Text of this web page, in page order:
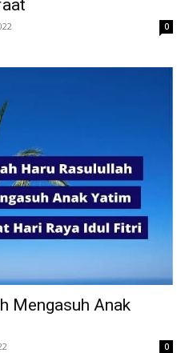
0
Mengasuh Anak
0